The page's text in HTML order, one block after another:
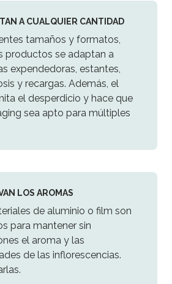
A CUALQUIER CANTIDAD
tamaños y formatos,
productos se adaptan a
expendedoras, estantes,
y recargas. Además, el
el desperdicio y hace que
sea apto para múltiples
LOS AROMAS
de aluminio o film son
para mantener sin
el aroma y las
de las inflorescencias.